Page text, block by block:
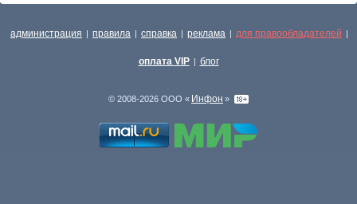
администрация | правила | справка | реклама | для правообладателей |
оплата VIP | блог
© 2008-2026 ООО « Инфон »